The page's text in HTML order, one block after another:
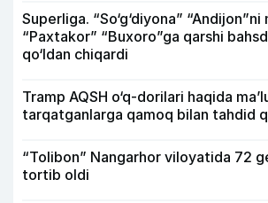
Superliga. “So‘g‘diyona”
“Paxtakor” “Buxoro”ga qarshi
qo‘ldan chiqardi
Tramp AQSH o‘q-dorilari haqida
tarqatganlarga qamoq bilan tahdid
“Tolibon” Nangarhor viloyatida 72
tortib oldi